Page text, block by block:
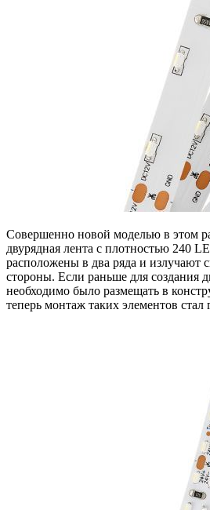
Совершенно новой моделью в этом
двурядная лента с плотностью 240
расположены в два ряда и излучают
стороны. Если раньше для создания
необходимо было размещать в
теперь монтаж таких элементов стал